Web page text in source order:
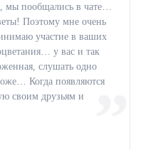
мы пообщались в чате…
Поэтому мне очень
участие в ваших
у вас и так
слушать одно
Когда появляются
своим друзьям и